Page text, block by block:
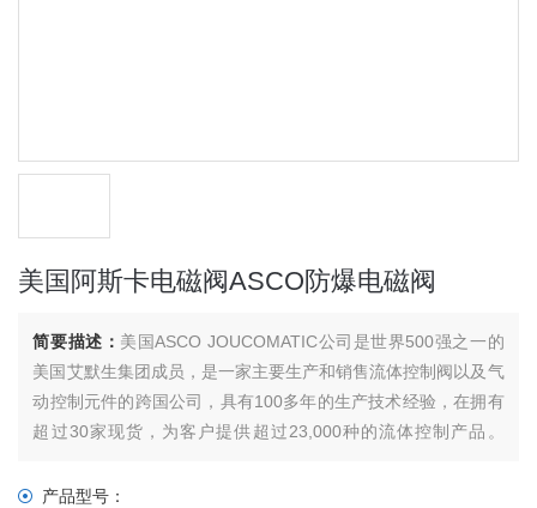
美国阿斯卡电磁阀ASCO防爆电磁阀
简要描述： 美国ASCO JOUCOMATIC公司是世界500强之一的
美国艾默生集团成员，是一家主要生产和销售流体控制阀以及气
动控制元件的跨国公司，具有100多年的生产技术经验，在拥有
超过30家现货，为客户提供超过23,000种的流体控制产品。
ASCO/RED HAT，SIRAI品牌包括通用型产品及部分适用于特殊
产品型号：